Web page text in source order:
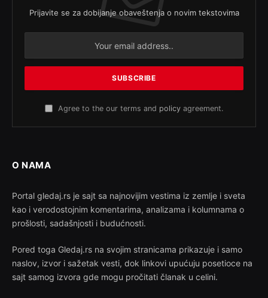
Prijavite se za dobijanje obaveštenja o novim tekstovima
Agree to the our terms and policy agreement.
O NAMA
Portal gledaj.rs je sajt sa najnovijim vestima iz zemlje i sveta
kao i verodostojnim komentarima, analizama i kolumnama o
prošlosti, sadašnjosti i budućnosti.
Pored toga Gledaj.rs na svojim stranicama prikazuje i samo
naslov, izvor i sažetak vesti, dok linkovi upućuju posetioce na
sajt samog izvora gde mogu pročitati članak u celini.